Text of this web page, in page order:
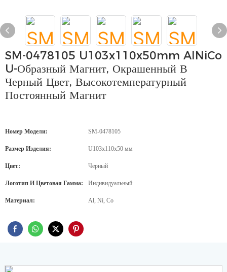
SM-0478105 U103x110x50mm AlNiCo
U-Образный Магнит, Окрашенный В
Черный Цвет, Высокотемпературный
Постоянный Магнит
Номер Модели: SM-0478105
Размер Изделия: U103x110x50 мм
Цвет: Черный
Логотип И Цветовая Гамма: Индивидуальный
Материал: Al, Ni, Co